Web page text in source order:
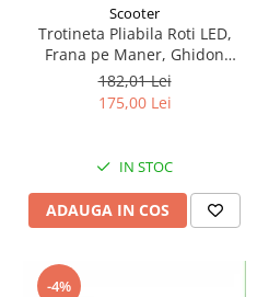
Scooter
Trotineta Pliabila Roti LED,
Frana pe Maner, Ghidon
Reglabil - Roz
182,01 Lei
175,00 Lei
IN STOC
ADAUGA IN COS
-4%